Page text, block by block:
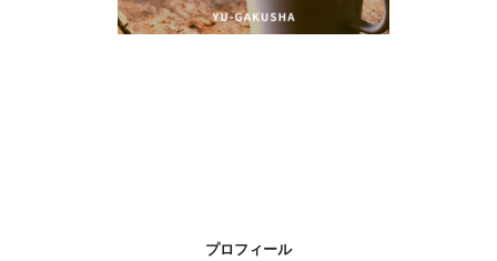
プロフィール